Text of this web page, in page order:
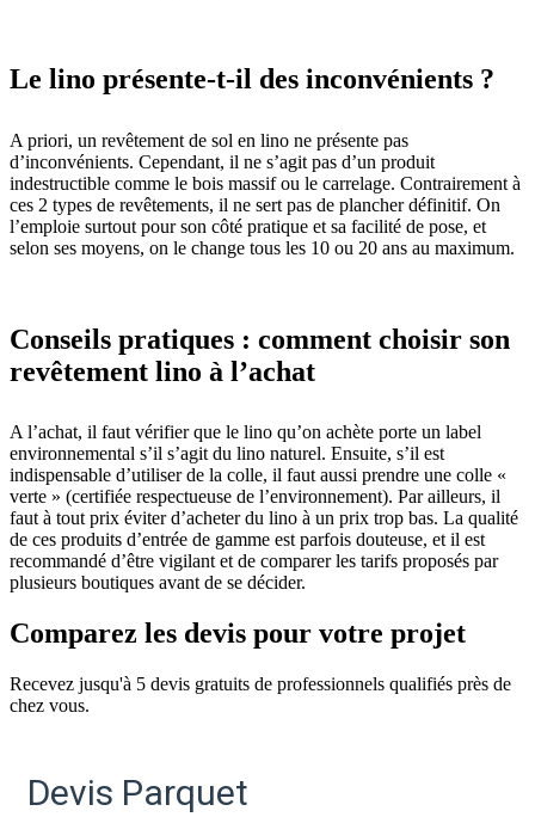
Le lino présente-t-il des inconvénients ?
A priori, un revêtement de sol en lino ne présente pas
d’inconvénients. Cependant, il ne s’agit pas d’un produit
indestructible comme le bois massif ou le carrelage. Contrairement à
ces 2 types de revêtements, il ne sert pas de plancher définitif. On
l’emploie surtout pour son côté pratique et sa facilité de pose, et
selon ses moyens, on le change tous les 10 ou 20 ans au maximum.
Conseils pratiques : comment choisir son
revêtement lino à l’achat
A l’achat, il faut vérifier que le lino qu’on achète porte un label
environnemental s’il s’agit du lino naturel. Ensuite, s’il est
indispensable d’utiliser de la colle, il faut aussi prendre une colle «
verte » (certifiée respectueuse de l’environnement). Par ailleurs, il
faut à tout prix éviter d’acheter du lino à un prix trop bas. La qualité
de ces produits d’entrée de gamme est parfois douteuse, et il est
recommandé d’être vigilant et de comparer les tarifs proposés par
plusieurs boutiques avant de se décider.
Comparez les devis pour votre projet
Recevez jusqu'à 5 devis gratuits de professionnels qualifiés près de
chez vous.
Devis Parquet